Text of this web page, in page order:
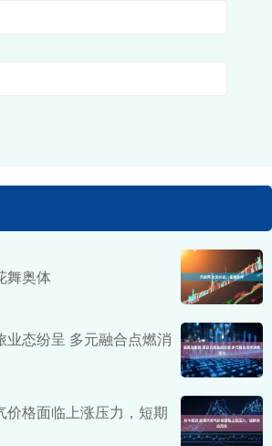
舞奥体
业态纷呈 多元融合点燃消
价格面临上涨压力，短期